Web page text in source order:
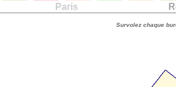
Paris
Survolez chaque